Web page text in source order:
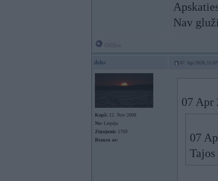
Nav
dsks 07. Apr 2026, 15:07
Kopš: 12. Nov 2008
No: Liepāja
Ziņojumi: 1769
Braucu ar:
07 Apr
07